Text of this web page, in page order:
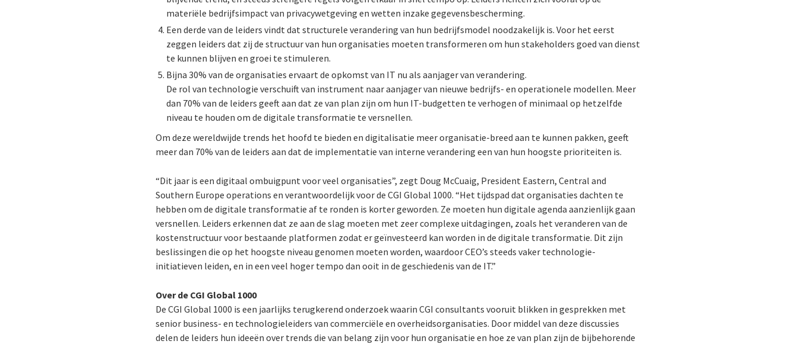
materiële bedrijfsimpact van privacywetgeving en wetten inzake gegevensbescherming.
Een derde van de leiders vindt dat structurele verandering van hun bedrijfsmodel noodzakelijk is. Voor het eerst
zeggen leiders dat zij de structuur van hun organisaties moeten transformeren om hun stakeholders goed van dienst
te kunnen blijven en groei te stimuleren.
Bijna 30% van de organisaties ervaart de opkomst van IT nu als aanjager van verandering.
De rol van technologie verschuift van instrument naar aanjager van nieuwe bedrijfs- en operationele modellen. Meer
dan 70% van de leiders geeft aan dat ze van plan zijn om hun IT-budgetten te verhogen of minimaal op hetzelfde
niveau te houden om de digitale transformatie te versnellen.
Om deze wereldwijde trends het hoofd te bieden en digitalisatie meer organisatie-breed aan te kunnen pakken, geeft
meer dan 70% van de leiders aan dat de implementatie van interne verandering een van hun hoogste prioriteiten is.
“Dit jaar is een digitaal ombuigpunt voor veel organisaties”, zegt Doug McCuaig, President Eastern, Central and
Southern Europe operations en verantwoordelijk voor de CGI Global 1000. “Het tijdspad dat organisaties dachten te
hebben om de digitale transformatie af te ronden is korter geworden. Ze moeten hun digitale agenda aanzienlijk gaan
versnellen. Leiders erkennen dat ze aan de slag moeten met zeer complexe uitdagingen, zoals het veranderen van de
kostenstructuur voor bestaande platformen zodat er geïnvesteerd kan worden in de digitale transformatie. Dit zijn
beslissingen die op het hoogste niveau genomen moeten worden, waardoor CEO’s steeds vaker technologie-
initiatieven leiden, en in een veel hoger tempo dan ooit in de geschiedenis van de IT.”
Over de CGI Global 1000
De CGI Global 1000 is een jaarlijks terugkerend onderzoek waarin CGI consultants vooruit blikken in gesprekken met
senior business- en technologieleiders van commerciële en overheidsorganisaties. Door middel van deze discussies
delen de leiders hun ideeën over trends die van belang zijn voor hun organisatie en hoe ze van plan zijn de bijbehorende